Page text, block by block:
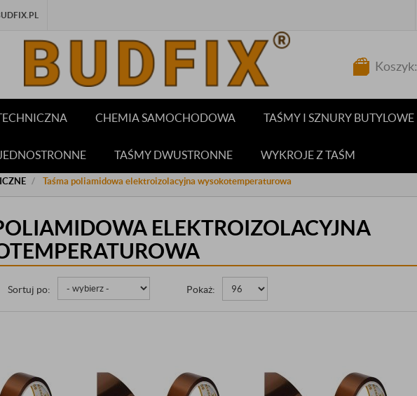
Koszyk:
CHEMIA SAMOCHODOWA TAŚMY I SZNURY BUTYLOWE
TAŚMY DWUSTRONNE WYKROJE Z TAŚM
Taśma poliamidowa elektroizolacyjna wysokotemperaturowa
ELEKTROIZOLACYJNA
Sortuj po: Pokaż: